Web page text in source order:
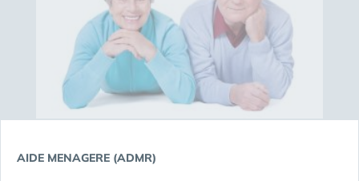
AIDE MENAGERE (ADMR)